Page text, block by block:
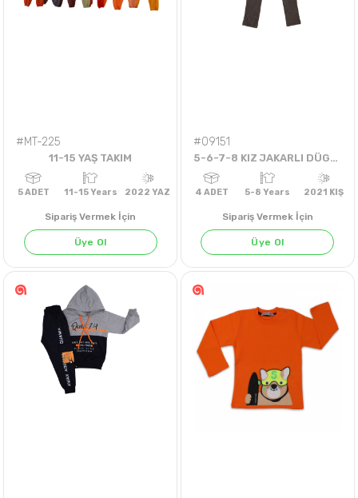
#MT-225
11-15 YAŞ TAKIM
ADET 11-15 Years 2022 YAZ
Sipariş Vermek İçin
Üye Ol
#09151
5-6-7-8 KIZ JAKARLI DÜGMELİ TEK PANTOLON
4ADET 5-8 Years
Sipariş Vermek İçin
Üye Ol